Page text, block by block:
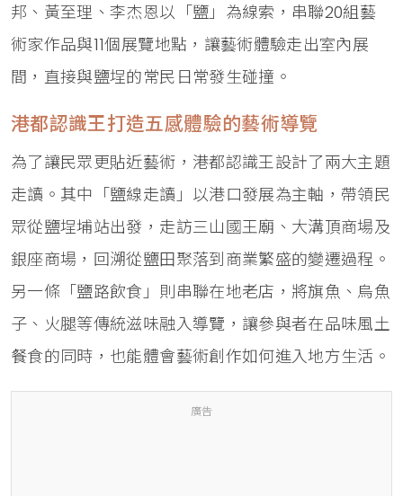
邦、黃至理、李杰恩以「鹽」為線索，串聯20組藝
術家作品與11個展覽地點，讓藝術體驗走出室內展
間，直接與鹽埕的常民日常發生碰撞。
港都認識王打造五感體驗的藝術導覽
為了讓民眾更貼近藝術，港都認識王設計了兩大主題
走讀。其中「鹽線走讀」以港口發展為主軸，帶領民
眾從鹽埕埔站出發，走訪三山國王廟、大溝頂商場及
銀座商場，回溯從鹽田聚落到商業繁盛的變遷過程。
另一條「鹽路飲食」則串聯在地老店，將旗魚、烏魚
子、火腿等傳統滋味融入導覽，讓參與者在品味風土
餐食的同時，也能體會藝術創作如何進入地方生活。
廣告